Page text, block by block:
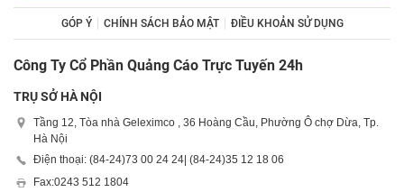
GÓP Ý CHÍNH SÁCH BẢO MẬT ĐIỀU KHOẢN SỬ DỤNG
Công Ty Cổ Phần Quảng Cáo Trực Tuyến 24h
TRỤ SỞ HÀ NỘI
Tầng 12, Tòa nhà Geleximco , 36 Hoàng Cầu, Phường Ô chợ Dừa, Tp.
Hà Nội
Điện thoại: (84-24)73 00 24 24 | (84-24)35 12 18 06
Fax:0243 512 1804